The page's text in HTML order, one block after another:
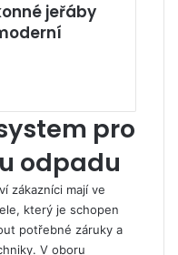
jeřáby
pro
odpadu
zákazníci mají ve
který je schopen
potřebné záruky a
V oboru